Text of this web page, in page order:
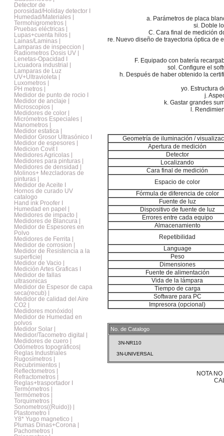
Detector de
porosidad/Holiday detector I
Humedad/Materiales |
Termohigrometros |
Pruebas eléctricas |
Lupas+cuenta hilos |
Lainas/Laminas |
Lamparas de inspeccion |
Radiometros Dosis UV |
Lenetas-Opacidad I
Licuadora industrial |
Lamparas de Luz
UV+Ultravioleta |
Luxometros |
PH metros |
Medidor de punto de rocio I
Medidor de anclaje |
Microscopios |
Medidores de color |
Micrómetros Especiales |
Manometros |
Medidor estatica |
Medidor Grosor Ultrasónico I
Medidor de espesores |
Medicion Covit I
Medidores Agricolas |
Medidores para pinturas |
Medidores de densidad |
Molinos+ Mezcladoras de
pinturas |
Medidor de Aceite I
Hornos de curado UV
catalogo
Hand ink Proofer I
Humedad en papel |
Medidores de impacto |
Medidores de Blancura |
Medidor de Espesores en
Polvo
Medidores de Ferrita |
Medidor de corrosion |
Medidor de Resistencia a la
superficie|
Medidor de Vacio |
Medición Artes Graficas I
Medidor de fallas
ultrasonicas
Medidor de Espesor de capa
seca(recub) |
Medidor de calidad del Aire
CO2 |
Medidores monóxido|
Medidor de Humedad en
polvos
Medidor Solar |
Medidor/Tacometro digital |
Medidores de cuero |
Odómetros topográficos|
Reglas Industriales
Rugosímetros |
Recubrimientos |
Reflectometros |
Refractometros |
Reglas+trasportador I
Termómetros |
Termómetros |
Torquimetros |
Sonometros((Ruido)) |
Plastometro I
Y8* Yugo magnetico |
Plumas Dinas+Corona |
Pachometros |
a. Parámetros de placa
si. Doble
C. Cara final de medición
re. Nuevo diseño de trayectoria óptica de
F. Equipado con batería
sol. Configure el
h. Después de haber obtenido la
yo. Estructura
j.
k. Gastar grandes
l.
Geometría de iluminación /
Apertura de medición
Detector
Localizando
Cara final de medición
Espacio de color
Fórmula de diferencia de color
Fuente de luz
Dispositivo de fuente de luz
Errores entre cada equipo
Almacenamiento
Repetibilidad
Language
Peso
Dimensiones
Fuente de alimentación
Vida de la lámpara
Tiempo de carga
Software para PC
Impresora (opcional)
No. de Catalogo
3N-NR110
3N-UNIVERSAL
NOTA